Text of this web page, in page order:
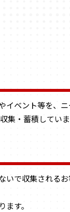
ベント等を、
・蓄積していま
で収集される
す。